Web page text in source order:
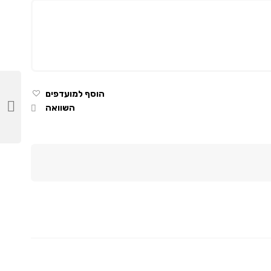
הוסף למועדפים
השוואה